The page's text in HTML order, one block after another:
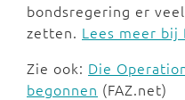
bondsregering er
zetten. Lees meer bij
Zie ook: Die
begonnen (FAZ.net)